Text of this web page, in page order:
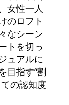
女性一人
のロフト
なシーン
トを切っ
ュアルに
目指す“割
の認知度